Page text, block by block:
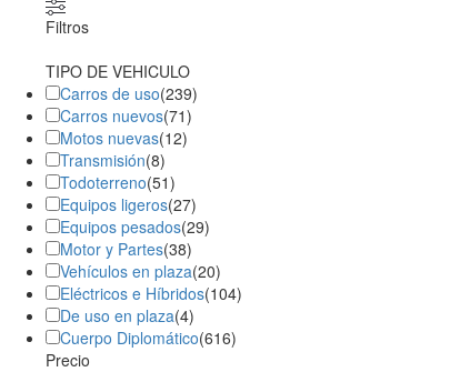
Filtros
TIPO DE VEHICULO
Carros de uso(239)
Carros nuevos(71)
Motos nuevas(12)
Transmisión(8)
Todoterreno(51)
Equipos ligeros(27)
Equipos pesados(29)
Motor y Partes(38)
Vehículos en plaza(20)
Eléctricos e Híbridos(104)
De uso en plaza(4)
Cuerpo Diplomático(616)
Precio